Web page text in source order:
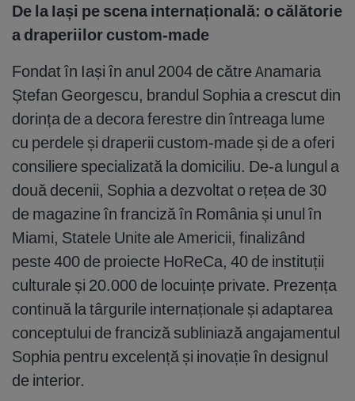
De la Iași pe scena internațională: o călătorie
a draperiilor custom-made
Fondat în Iași în anul 2004 de către Anamaria
Ștefan Georgescu, brandul Sophia a crescut din
dorința de a decora ferestre din întreaga lume
cu perdele și draperii custom-made și de a oferi
consiliere specializată la domiciliu. De-a lungul a
două decenii, Sophia a dezvoltat o rețea de 30
de magazine în franciză în România și unul în
Miami, Statele Unite ale Americii, finalizând
peste 400 de proiecte HoReCa, 40 de instituții
culturale și 20.000 de locuințe private. Prezența
continuă la târgurile internaționale și adaptarea
conceptului de franciză subliniază angajamentul
Sophia pentru excelență și inovație în designul
de interior.